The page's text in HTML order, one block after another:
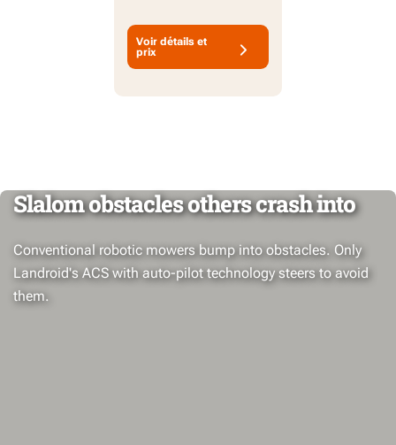
Voir détails et
prix
Slalom obstacles others crash into
Conventional robotic mowers bump into obstacles. Only
Landroid's ACS with auto-pilot technology steers to avoid
them.